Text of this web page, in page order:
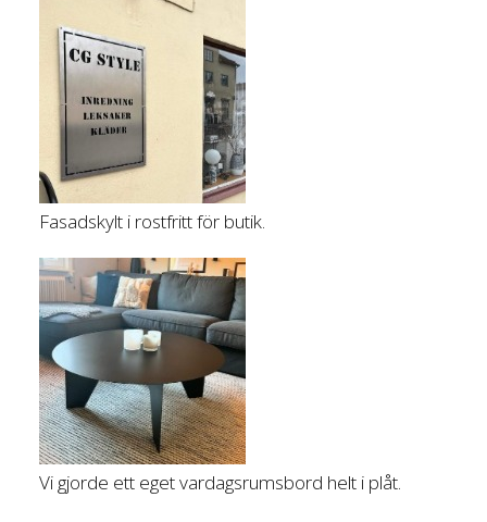
Fasadskylt i rostfritt för butik.
Vi gjorde ett eget vardagsrumsbord helt i plåt.